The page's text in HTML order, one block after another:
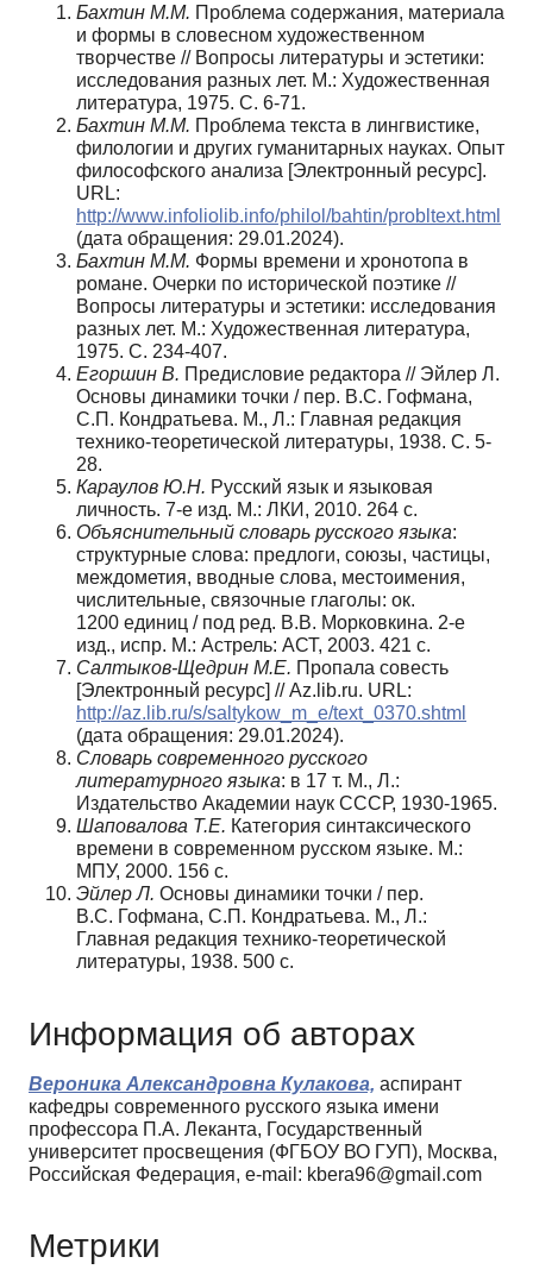
Бахтин М.М. Проблема содержания, материала
и формы в словесном художественном
творчестве // Вопросы литературы и эстетики:
исследования разных лет. М.: Художественная
литература, 1975. С. 6-71.
Бахтин М.М. Проблема текста в лингвистике,
филологии и других гуманитарных науках. Опыт
философского анализа [Электронный ресурс].
URL:
http://www.infoliolib.info/philol/bahtin/probltext.html
(дата обращения: 29.01.2024).
Бахтин М.М. Формы времени и хронотопа в
романе. Очерки по исторической поэтике //
Вопросы литературы и эстетики: исследования
разных лет. М.: Художественная литература,
1975. С. 234-407.
Егоршин В. Предисловие редактора // Эйлер Л.
Основы динамики точки / пер. В.С. Гофмана,
С.П. Кондратьева. М., Л.: Главная редакция
технико-теоретической литературы, 1938. С. 5-
28.
Караулов Ю.Н. Русский язык и языковая
личность. 7-е изд. М.: ЛКИ, 2010. 264 с.
Объяснительный словарь русского языка:
структурные слова: предлоги, союзы, частицы,
междометия, вводные слова, местоимения,
числительные, связочные глаголы: ок.
1200 единиц / под ред. В.В. Морковкина. 2-е
изд., испр. М.: Астрель: АСТ, 2003. 421 с.
Салтыков-Щедрин М.Е. Пропала совесть
[Электронный ресурс] // Az.lib.ru. URL:
http://az.lib.ru/s/saltykow_m_e/text_0370.shtml
(дата обращения: 29.01.2024).
Словарь современного русского
литературного языка: в 17 т. М., Л.:
Издательство Академии наук СССР, 1930-1965.
Шаповалова Т.Е. Категория синтаксического
времени в современном русском языке. М.:
МПУ, 2000. 156 с.
Эйлер Л. Основы динамики точки / пер.
В.С. Гофмана, С.П. Кондратьева. М., Л.:
Главная редакция технико-теоретической
литературы, 1938. 500 с.
Информация об авторах
Вероника Александровна Кулакова, аспирант
кафедры современного русского языка имени
профессора П.А. Леканта, Государственный
университет просвещения (ФГБОУ ВО ГУП), Москва,
Российская Федерация, e-mail: kbera96@gmail.com
Метрики